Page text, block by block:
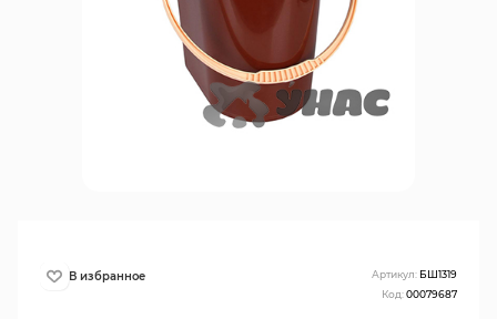
Артикул: БШ1319
Код:00079687